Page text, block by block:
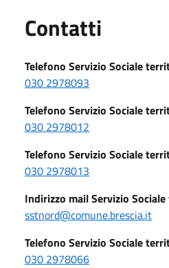
Contatti
Telefono Servizio Sociale
030 2978093
Telefono Servizio Sociale
030 2978012
Telefono Servizio Sociale
030 2978013
Indirizzo mail Servizio
sstnord@comune.brescia.it
Telefono Servizio Sociale
030 2978066